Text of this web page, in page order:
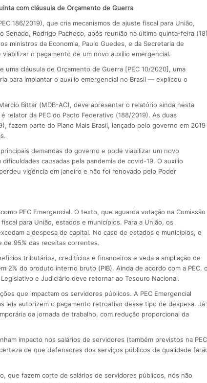
com cláusula de Orçamento de Guerra
186/2019), que cria mecanismos de ajuste fiscal para União,
Rodrigo Pacheco, após reunião na última quinta-feira (18)
ministros da Economia, Paulo Guedes, e da Secretaria de
o pagamento de um novo auxílio emergencial.
cláusula de Orçamento de Guerra [PEC 10/2020], uma
para implantar o auxílio emergencial no Brasil — explicou o
Bittar (MDB-AC), deve apresentar o relatório ainda nesta
relator da PEC do Pacto Federativo (188/2019). As duas
fazem parte do Plano Mais Brasil, lançado pelo governo em 2019
demandas do governo e pode viabilizar um novo
causadas pela pandemia de covid-19. O auxílio
vigência em janeiro e não foi renovado pelo Poder
PEC Emergencial. O texto, que aguarda votação na Comissão
para União, estados e municípios. Para a União, os
a despesa de capital. No caso de estados e municípios, o
de 95% das receitas correntes.
tributários, creditícios e financeiros e veda a ampliação de
2% do produto interno bruto (PIB). Ainda de acordo com a PEC, o
e Judiciário deve retornar ao Tesouro Nacional.
que impactam os servidores públicos. A PEC Emergencial
leis autorizem o pagamento retroativo desse tipo de despesa. Já
da jornada de trabalho, com redução proporcional da
impacto nos salários de servidores (também previstos na PEC
de que defensores dos serviços públicos de qualidade
que fazem corte de salários de servidores públicos, nós não